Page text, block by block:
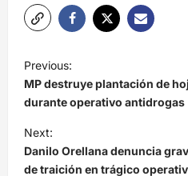
N
a
v
e
g
Previous:
MP destruye plantación de
durante operativo antidrogas
Next:
Danilo Orellana denuncia
de traición en trágico